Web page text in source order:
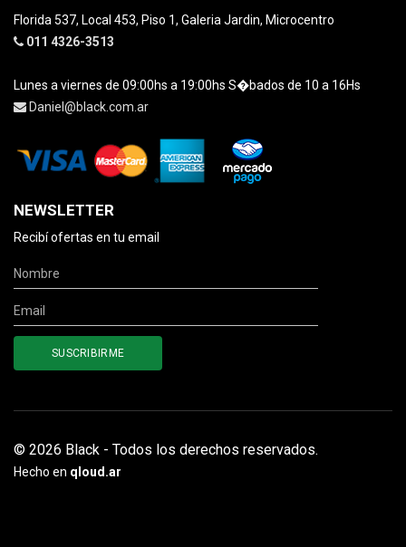
Florida 537, Local 453, Piso 1, Galeria Jardin, Microcentro
011 4326-3513
Lunes a viernes de 09:00hs a 19:00hs S�bados de 10 a 16Hs
Daniel@black.com.ar
NEWSLETTER
Recibí ofertas en tu email
© 2026 Black - Todos los derechos reservados.
Hecho en qloud.ar